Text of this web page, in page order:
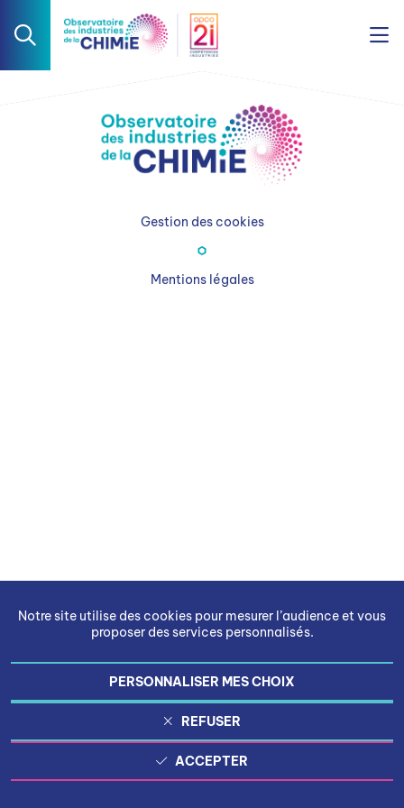
Notre site utilise des cookies pour mesurer l’audience et vous
proposer des services personnalisés.
PERSONNALISER MES CHOIX
REFUSER
ACCEPTER
Gestion des cookies
Mentions légales